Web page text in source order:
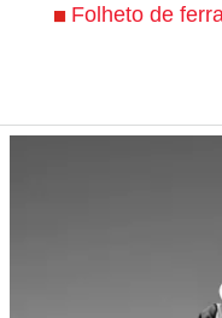
Folheto de